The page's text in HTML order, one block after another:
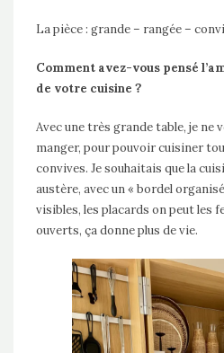
La pièce : grande – rangée –
Comment avez-vous pensé
de votre cuisine ?
Avec une très grande table, je ne
manger, pour pouvoir cuisiner
convives. Je souhaitais que la
austère, avec un « bordel
visibles, les placards on peut les
ouverts, ça donne plus de vie.